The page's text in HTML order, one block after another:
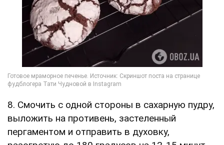
8. Смочить с одной стороны в сахарную пудру,
выложить на противень, застеленный
пергаментом и отправить в духовку,